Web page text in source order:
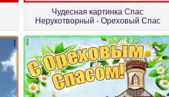
Чудесная картинка Спас
Нерукотворный - Ореховый Спас